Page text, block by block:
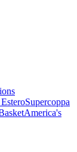
Supercoppa
America's